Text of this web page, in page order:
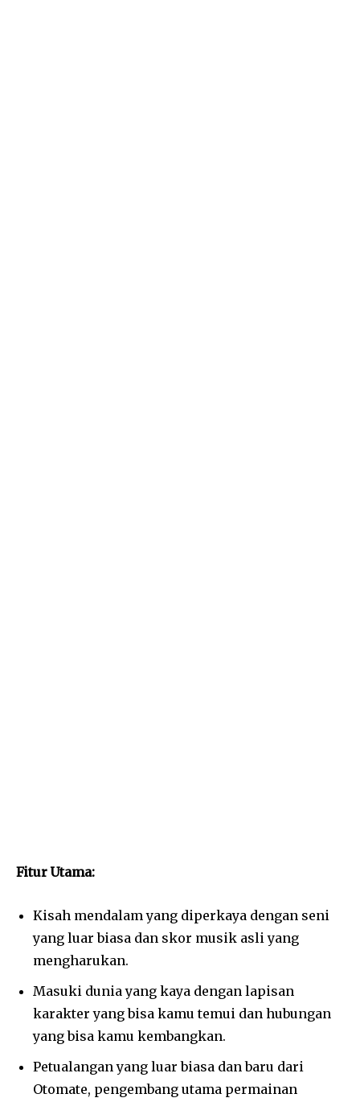
Fitur Utama:
Kisah mendalam yang diperkaya dengan seni
yang luar biasa dan skor musik asli yang
mengharukan.
Masuki dunia yang kaya dengan lapisan
karakter yang bisa kamu temui dan hubungan
yang bisa kamu kembangkan.
Petualangan yang luar biasa dan baru dari
Otomate, pengembang utama permainan